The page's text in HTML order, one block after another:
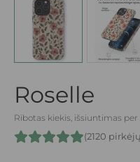
Roselle
Ribotas kiekis, išsiuntimas per
(2120